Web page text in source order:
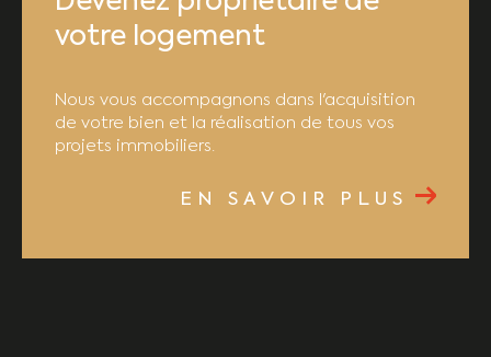
votre logement
Nous vous accompagnons dans l'acquisition
de votre bien et la réalisation de tous vos
projets immobiliers.
EN SAVOIR PLUS